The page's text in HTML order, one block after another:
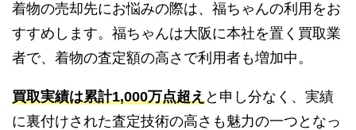
着物の売却先にお悩みの際は、福ちゃんの利用をお
すすめします。福ちゃんは大阪に本社を置く買取業
者で、着物の査定額の高さで利用者も増加中。
買取実績は累計1,000万点超えと申し分なく、実績
に裏付けされた査定技術の高さも魅力の一つとなっ